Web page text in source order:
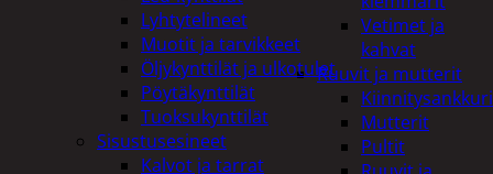
Vetimet ja
kahvat
Ruuvit ja mutterit
Mutterit
Pultit
Lyhtytelineet
Muotit ja tarvikkeet
Öljykynttilät ja ulkotulet
Pöytäkynttilät
Tuoksukynttilät
Sisustusesineet
Kalvot ja tarrat